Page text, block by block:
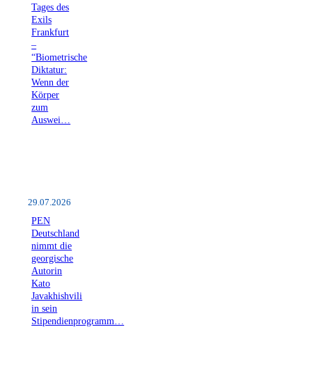
Tages des
Exils
Frankfurt
–
“Biometrische
Diktatur:
Wenn der
Körper
zum
Auswei…
29.07.2026
PEN
Deutschland
nimmt die
georgische
Autorin
Kato
Javakhishvili
in sein
Stipendienprogramm…